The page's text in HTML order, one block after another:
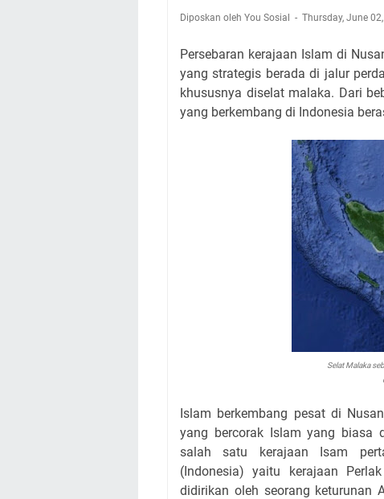
Diposkan oleh You Sosial Thursday, June
Persebaran kerajaan Islam di
yang strategis berada di jalur
khususnya diselat malaka. Dari
yang berkembang di Indonesia
Selat Malaka
Islam berkembang pesat di
yang bercorak Islam yang biasa
salah satu kerajaan Isam
(Indonesia) yaitu kerajaan
didirikan oleh seorang keturunan